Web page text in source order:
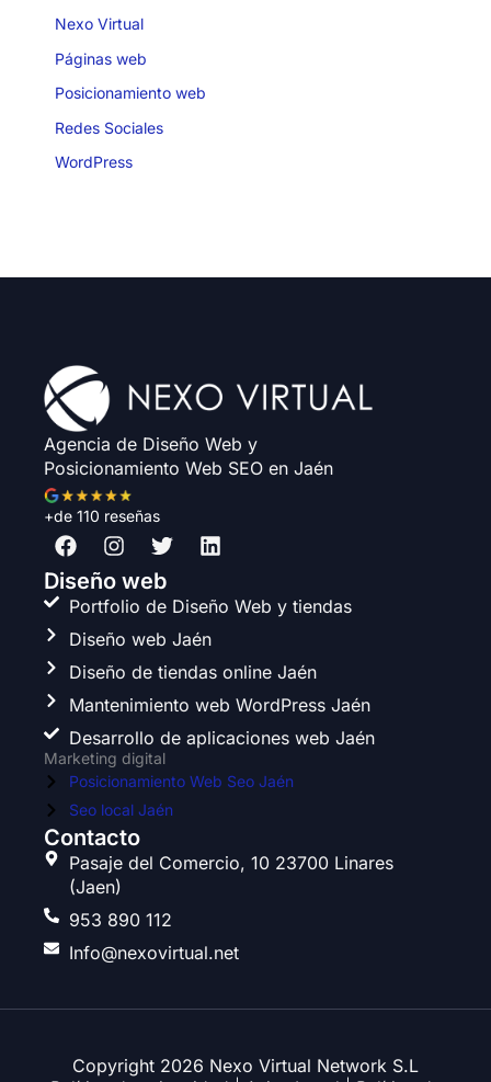
Nexo Virtual
Páginas web
Posicionamiento web
Redes Sociales
WordPress
Agencia de Diseño Web y
Posicionamiento Web SEO en Jaén
+de 110 reseñas
F
a
c
e
b
o
o
k
I
n
s
t
a
g
r
a
m
T
w
i
t
t
e
r
L
i
k
e
d
i
n
Diseño web
Portfolio de Diseño Web y tiendas
Diseño web Jaén
Diseño de tiendas online Jaén
Mantenimiento web WordPress Jaén
Desarrollo de aplicaciones web Jaén
Marketing digital
Posicionamiento Web Seo Jaén
Seo local Jaén
Contacto
Pasaje del Comercio, 10 23700 Linares
(Jaen)
953 890 112
Info@nexovirtual.net
Copyright 2026 Nexo Virtual Network S.L